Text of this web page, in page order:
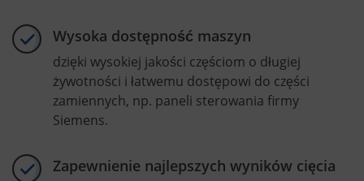
Wysoka dostępność maszyn
dzięki wysokiej jakości częściom o długiej
żywotności i łatwemu dostępowi do części
zamiennych, np. paneli sterowania firmy
Siemens.
Zapewnienie najlepszych wyników cięcia